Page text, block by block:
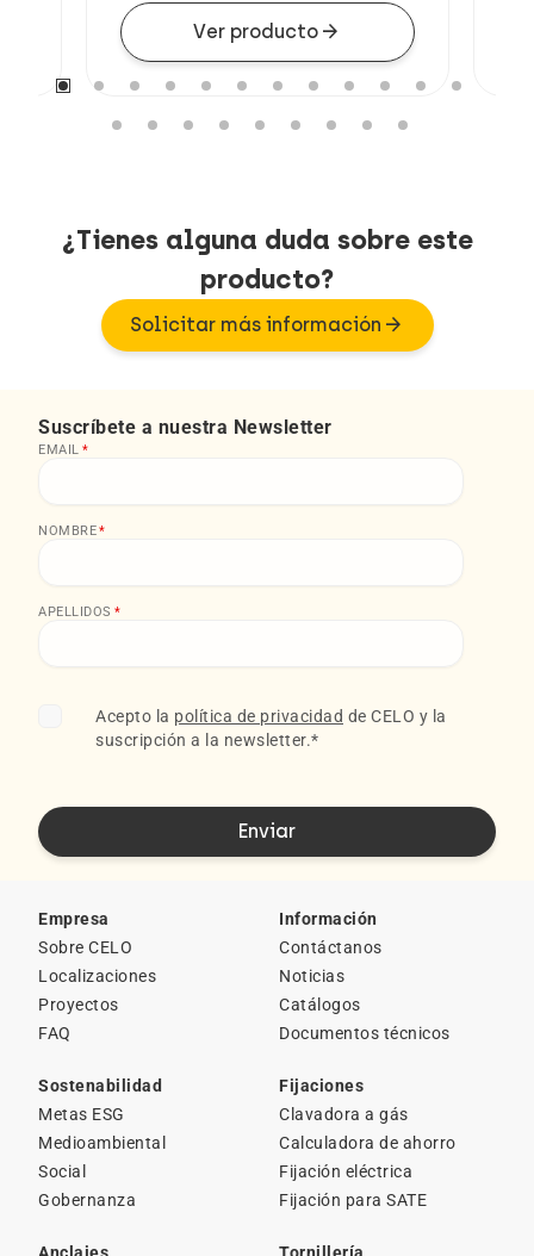
Ver producto arrow_forward
¿Tienes alguna duda sobre este
producto?
Solicitar más información arrow_forward
Suscríbete a nuestra Newsletter
EMAIL *
NOMBRE*
APELLIDOS *
Acepto la política de privacidad de CELO y la
suscripción a la newsletter.*
Empresa
Sobre CELO
Localizaciones
Proyectos
FAQ
Información
Contáctanos
Noticias
Catálogos
Documentos técnicos
Sostenabilidad
Metas ESG
Medioambiental
Social
Gobernanza
Fijaciones
Clavadora a gás
Calculadora de ahorro
Fijación eléctrica
Fijación para SATE